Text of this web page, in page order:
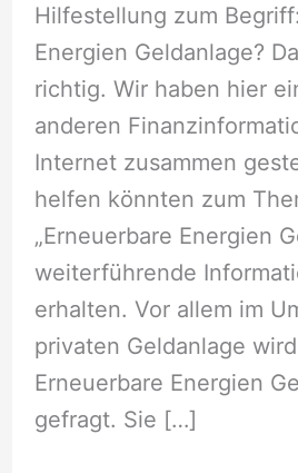
Hilfestellung zum
Energien Geldanlage?
richtig. Wir haben hier
anderen
Internet zusammen
helfen könnten zum
„Erneuerbare Energien
weiterführende
erhalten. Vor allem im
privaten Geldanlage
Erneuerbare Energien
gefragt. Sie […]